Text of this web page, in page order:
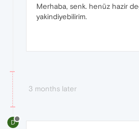
Merhaba, senk. henüz hazir
yakindiyebilirim.
3 months later
D